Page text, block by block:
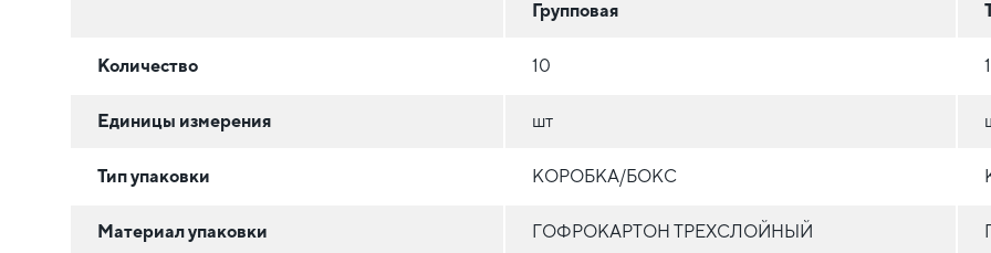
Групповая
Количество 10
Единицы измерения шт
Тип упаковки КОРОБКА/БОКС
Материал упаковки ГОФРОКАРТОН ТРЕХСЛОЙНЫЙ